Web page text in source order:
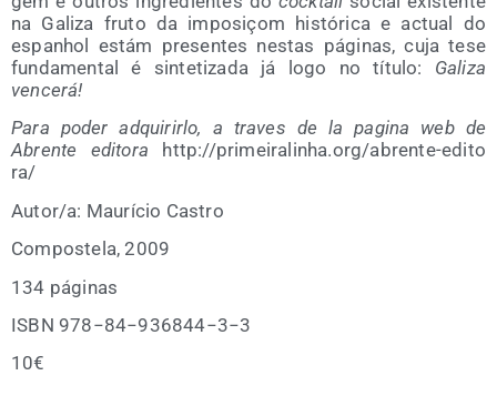
na Gali­za fru­to da impo­siçom his­tó­ri­ca e actual do
espanhol estám pre­sen­tes nes­tas pági­nas, cuja tese
fun­da­men­tal é sin­te­ti­za­da já logo no títu­lo: Gali­za
vencerá!
Para poder adqui­rir­lo, a tra­ves de la pagi­na web de
Abren­te edi­to­ra http://​pri​mei​ra​linha​.org/​a​b​r​e​n​t​e​-​e​d​i​t​o​
ra/
Autor/​a: Mau­rí­cio Castro
Com­pos­te­la, 2009
134 pági­nas
ISBN 978−84−936844−3−3
10€